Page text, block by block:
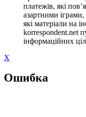
платежів, які
азартними
які матеріали на
korrespondent.net
інформаційних
X
Ошибка